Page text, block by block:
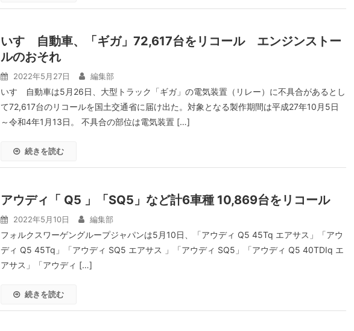
いすゞ自動車、「ギガ」72,617台をリコール エンジンストー
ルのおそれ
2022年5月27日 編集部
いすゞ自動車は5月26日、大型トラック「ギガ」の電気装置（リレー）に不具合があるとし
て72,617台のリコールを国土交通省に届け出た。対象となる製作期間は平成27年10月5日
～令和4年1月13日。 不具合の部位は電気装置 […]
続きを読む
アウディ「 Q5 」「SQ5」など計6車種 10,869台をリコール
2022年5月10日 編集部
フォルクスワーゲングループジャパンは5月10日、「アウディ Q5 45Tq エアサス」「アウ
ディ Q5 45Tq」「アウディ SQ5 エアサス 」「アウディ SQ5」「アウディ Q5 40TDIq エ
アサス」「アウディ […]
続きを読む